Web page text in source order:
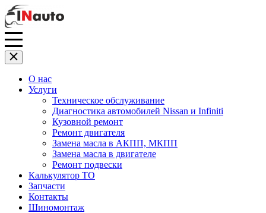
О нас
Услуги
Техническое обслуживание
Диагностика автомобилей Nissan и Infiniti
Кузовной ремонт
Ремонт двигателя
Замена масла в АКПП, МКПП
Замена масла в двигателе
Ремонт подвески
Калькулятор ТО
Запчасти
Контакты
Шиномонтаж